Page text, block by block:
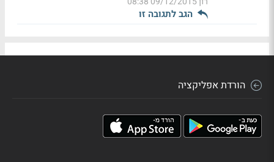
הגב לתגובה זו
הורדת אפליקציה